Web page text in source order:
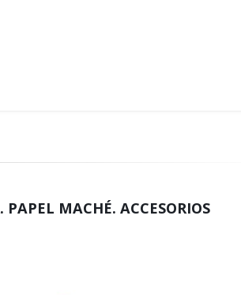
MACHÉ. ACCESORIOS